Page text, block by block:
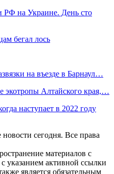
РФ на Украине. День сто
бегал лось
на въезде в Барнаул…
экотропы Алтайского края,…
наступает в 2022 году
сегодня. Все права
материалов с
указанием активной ссылки
является обязательным